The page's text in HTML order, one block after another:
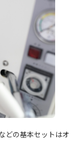
どの基本セットはオ